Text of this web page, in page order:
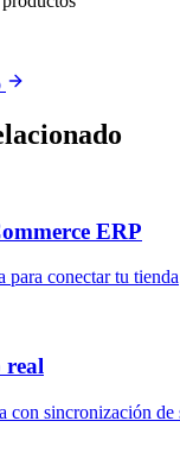
ERP
para conectar tu tienda
real
con sincronización de